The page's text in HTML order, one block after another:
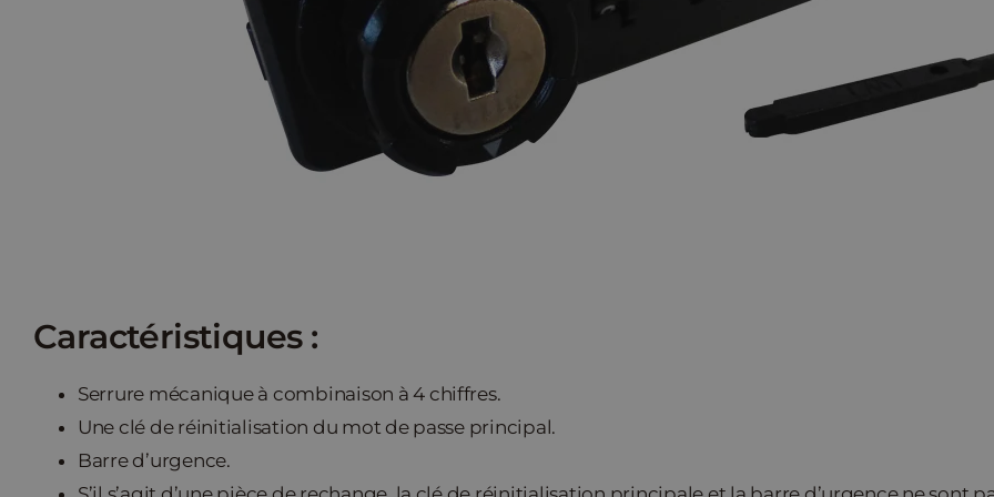
Caractéristiques :
Serrure mécanique à combinaison à 4 chiffres.
Une clé de réinitialisation du mot de passe principal.
Barre d’urgence.